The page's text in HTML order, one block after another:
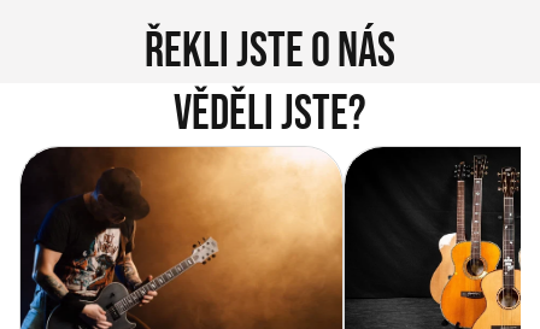
Řekli jste o nás
Věděli jste?
Vítejte na novém e-shopu Music
City
Jak vybrat